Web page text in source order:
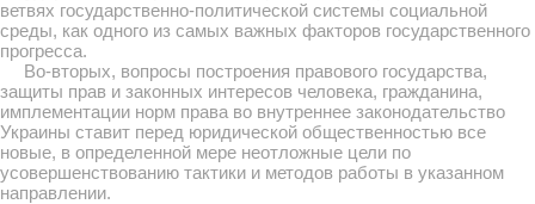
ветвях государственно-политической системы социальной
среды, как одного из самых важных факторов государственного
прогресса.
Во-вторых, вопросы построения правового государства,
защиты прав и законных интересов человека, гражданина,
имплементации норм права во внутреннее законодательство
Украины ставит перед юридической общественностью все
новые, в определенной мере неотложные цели по
усовершенствованию тактики и методов работы в указанном
направлении.